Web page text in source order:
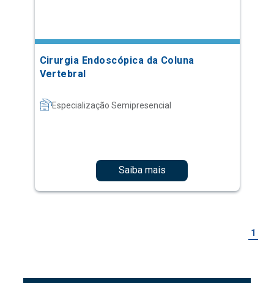
Cirurgia Endoscópica da Coluna
Vertebral
Especialização Semipresencial
Saiba mais
1